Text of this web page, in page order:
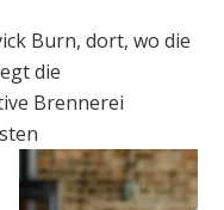
Burn, dort, wo die
die
Brennerei